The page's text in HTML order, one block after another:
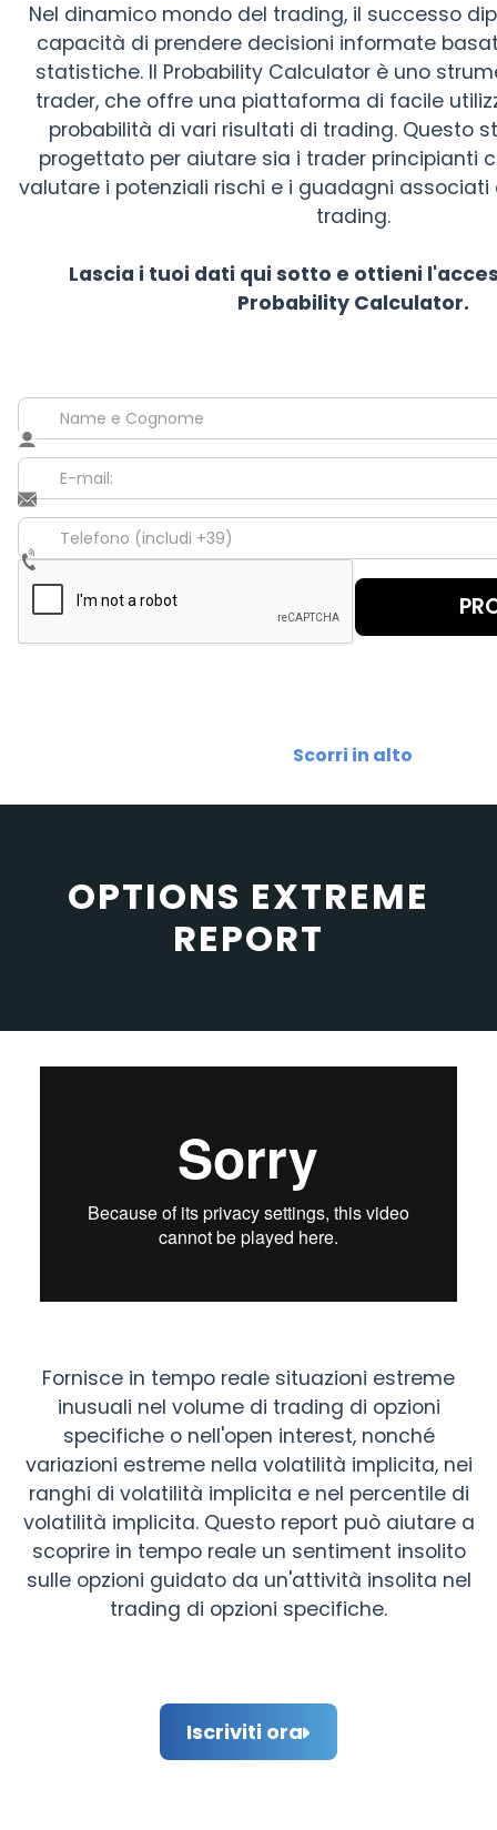
Nel dinamico mondo del trading, il successo
capacità di prendere decisioni informate
statistiche. Il Probability Calculator è uno
trader, che offre una piattaforma di facile
probabilità di vari risultati di trading. Questo
progettato per aiutare sia i trader principianti
valutare i potenziali rischi e i guadagni
trading.
Lascia i tuoi dati qui sotto e ottieni
Probability Calculator.
Scorri in alto
OPTIONS EXTREME
REPORT
Fornisce in tempo reale situazioni estreme
inusuali nel volume di trading di opzioni
specifiche o nell'open interest, nonché
variazioni estreme nella volatilità implicita, nei
ranghi di volatilità implicita e nel percentile di
volatilità implicita. Questo report può aiutare a
scoprire in tempo reale un sentiment insolito
sulle opzioni guidato da un'attività insolita nel
trading di opzioni specifiche.
Iscriviti ora